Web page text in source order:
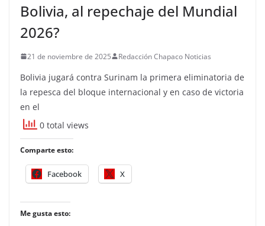
Bolivia, al repechaje del Mundial
2026?
21 de noviembre de 2025 Redacción Chapaco Noticias
Bolivia jugará contra Surinam la primera eliminatoria de
la repesca del bloque internacional y en caso de victoria
en el
0 total views
Comparte esto:
Facebook X
Me gusta esto: